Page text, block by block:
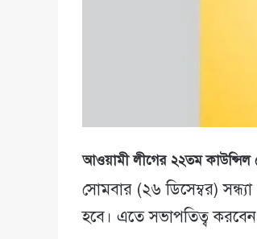
আওয়ামী লীগের ২২তম কাউন্সিল
সোমবার (২৬ ডিসেম্বর)
হবে। এতে সভাপতিত্ব